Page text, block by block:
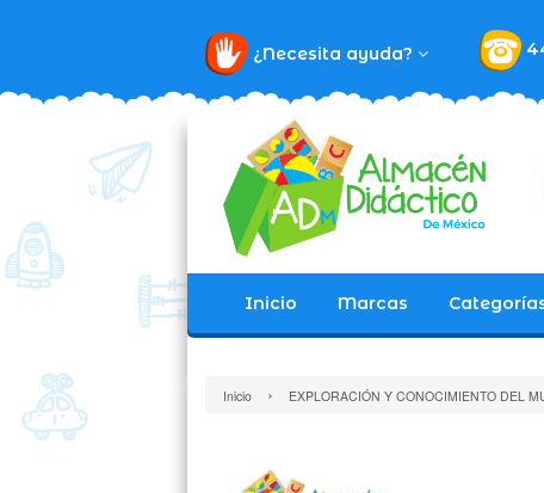
¿Necesita ayuda?
Inicio Marcas
Inicio › EXPLORACIÓN Y CONOCIMIENTO DEL